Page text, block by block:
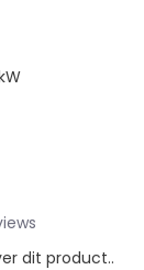
dit product..